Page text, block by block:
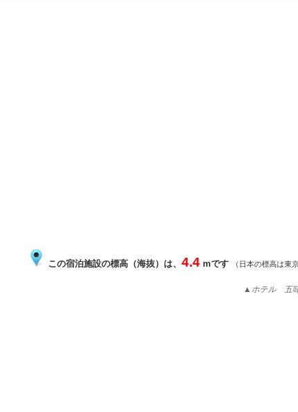
この宿泊施設の標高（海抜）は、 4.4 mです （日本の標高は東
▲ホテル 五味